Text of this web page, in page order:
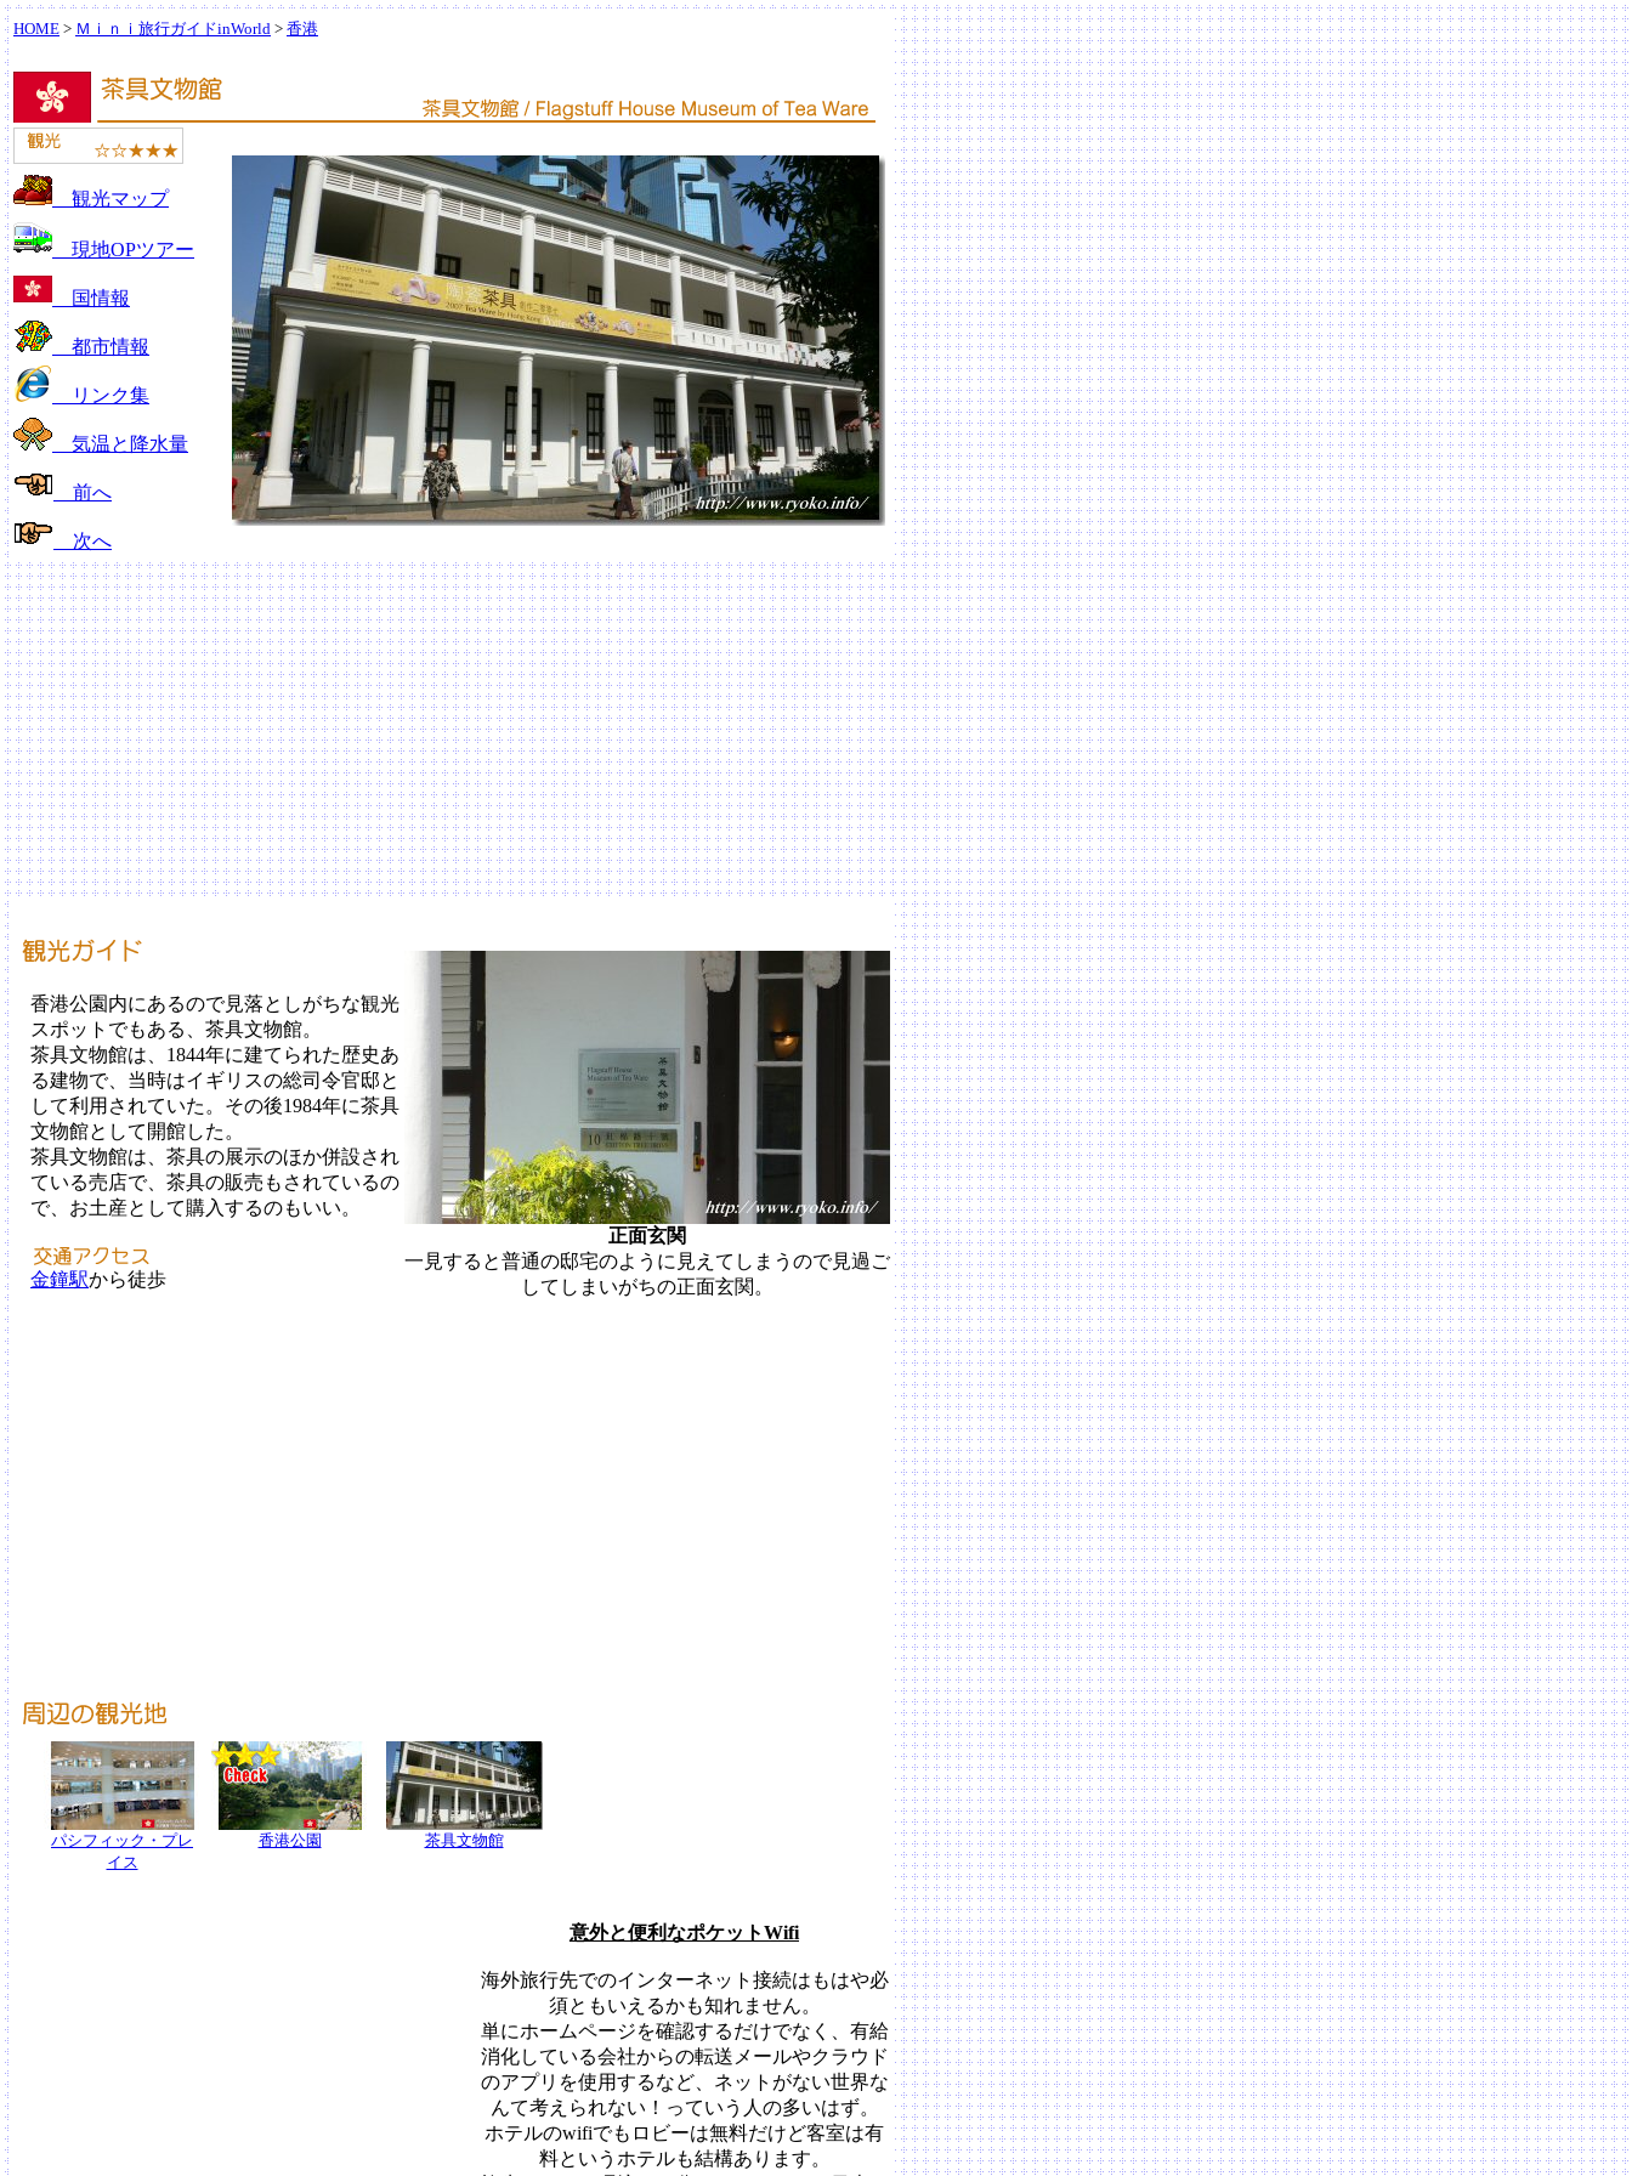
HOME > Ｍｉｎｉ旅行ガイドinWorld > 香港
観光マップ
現地OPツアー
国情報
都市情報
リンク集
気温と降水量
前へ
次へ
正面玄関
一見すると普通の邸宅のように見えてしまうので見過ご
してしまいがちの正面玄関。
香港公園内にあるので見落としがちな観光
スポットでもある、茶具文物館。
茶具文物館は、1844年に建てられた歴史あ
る建物で、当時はイギリスの総司令官邸と
して利用されていた。その後1984年に茶具
文物館として開館した。
茶具文物館は、茶具の展示のほか併設され
ている売店で、茶具の販売もされているの
で、お土産として購入するのもいい。
金鐘駅から徒歩
パシフィック・プレ
イス
香港公園 茶具文物館
意外と便利なポケットWifi
海外旅行先でのインターネット接続はもはや必
須ともいえるかも知れません。
単にホームページを確認するだけでなく、有給
消化している会社からの転送メールやクラウド
のアプリを使用するなど、ネットがない世界な
んて考えられない！っていう人の多いはず。
ホテルのwifiでもロビーは無料だけど客室は有
料というホテルも結構あります。